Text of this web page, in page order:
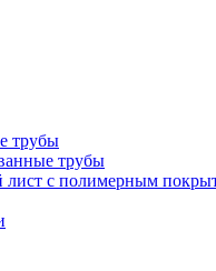
трубы
трубы
с полимерным